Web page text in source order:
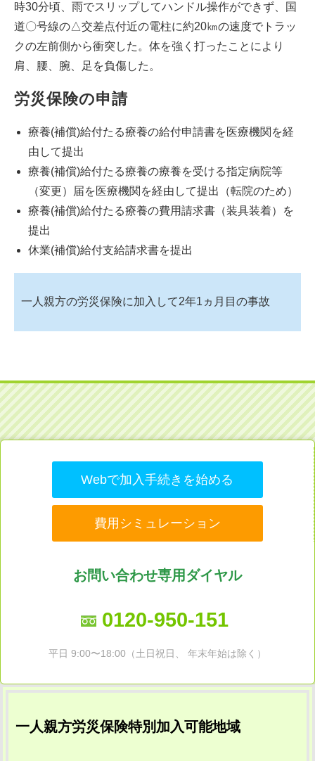
時30分頃、雨でスリップしてハンドル操作ができず、国
道〇号線の△交差点付近の電柱に約20㎞の速度でトラッ
クの左前側から衝突した。体を強く打ったことにより
肩、腰、腕、足を負傷した。
労災保険の申請
療養(補償)給付たる療養の給付申請書を医療機関を経
由して提出
療養(補償)給付たる療養の療養を受ける指定病院等
（変更）届を医療機関を経由して提出（転院のため）
療養(補償)給付たる療養の費用請求書（装具装着）を
提出
休業(補償)給付支給請求書を提出
一人親方の労災保険に加入して2年1ヵ月目の事故
Webで加入手続きを始める
費用シミュレーション
お問い合わせ専用ダイヤル
0120-950-151
平日 9:00〜18:00（土日祝日、 年末年始は除く）
一人親方労災保険特別加入可能地域